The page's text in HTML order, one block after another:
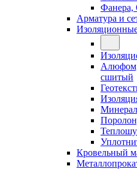
Фанера,
Арматура и
Алюфом,
сшитый
Кровельный